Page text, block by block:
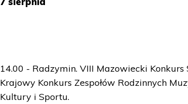
14.00 - Radzymin. VIII Mazowiecki
Krajowy Konkurs Zespołów Rodzinnych
Kultury i Sportu.